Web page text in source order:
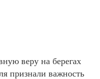
веру на берегах
признали важность